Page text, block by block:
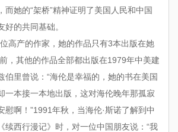
而她的“架桥”精神证明了美国人民和中国
好的共同基础。
产的作家，她的作品只有3本出版在她
，其他的作品全部都出版在1979年中美建
伯里曾说：“海伦是幸福的，她的书在美国
一本接一本地出版，这对海伦晚年那孤寂
慰啊！”1991年秋，当海伦·斯诺了解到中
续西行漫记》时，对一位中国朋友说：“我